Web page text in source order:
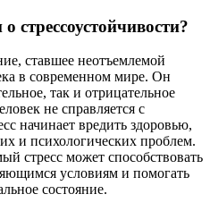
стрессоустойчивости?
ставшее неотъемлемой
в современном мире. Он
так и отрицательное
не справляется с
начинает вредить здоровью,
и психологических проблем.
стресс может способствовать
условиям и помогать
состояние.